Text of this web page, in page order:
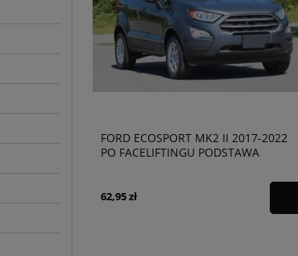
FORD ECOSPORT MK2 II 2017-2022
PO FACELIFTINGU PODSTAWA
62,95 zł